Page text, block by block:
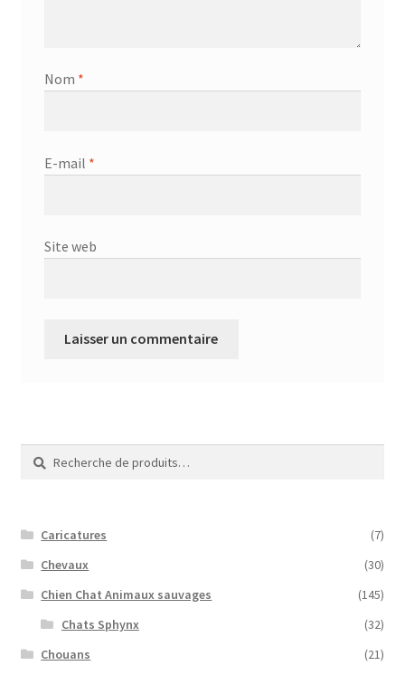
Nom *
E-mail *
Site web
Recherche
pour :
Recherche
Caricatures
(7)
Chevaux
(30)
Chien Chat Animaux sauvages
(145)
Chats Sphynx
(32)
Chouans
(21)